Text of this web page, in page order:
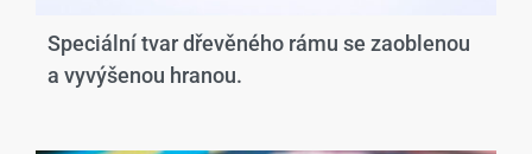
Speciální tvar dřevěného rámu se zaoblenou
a vyvýšenou hranou.​